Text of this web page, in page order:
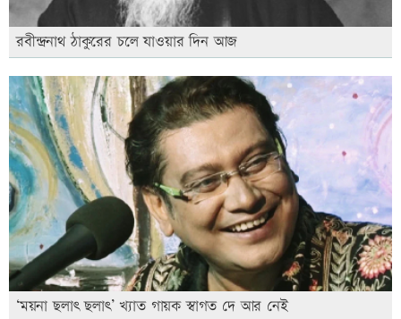
রবীন্দ্রনাথ ঠাকুরের চলে যাওয়ার দিন আজ
‘ময়না ছলাৎ ছলাৎ’ খ্যাত গায়ক স্বাগত দে আর নেই